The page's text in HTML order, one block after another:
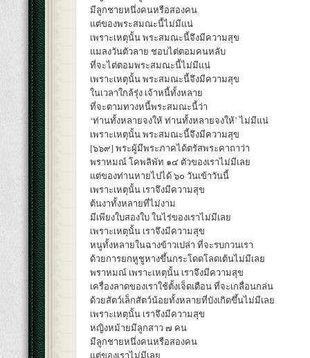
มีลูกชายหนึ่งคนหรือสองคน
แต่ของพระสมณะนี้ไม่มีแน่
เพราะเหตุนั้น พระสมณะนี้จึงมีความสุข
แมลงวันตัวลาย ชอบไต่ตอมคนหลับ
ที่จะไต่ตอมพระสมณะนี้ไม่มีแน่
เพราะเหตุนั้น พระสมณะนี้จึงมีความสุข
ในเวลาใกล้รุ่ง เจ้าหนี้ทั้งหลาย
ที่จะตามทวงหนี้พระสมณะนี้ว่า
‘ท่านทั้งหลายจงให้ ท่านทั้งหลายจงให้’ ไม่มีแน่
เพราะเหตุนั้น พระสมณะนี้จึงมีความสุข
[๖๖๙] พระผู้มีพระภาคได้ตรัสพระคาถาว่า
พราหมณ์ โคพลิพัท ๑๔ ตัวของเราไม่มีเลย
แต่ของท่านหายไปได้ ๖๐ วันเข้าวันนี้
เพราะเหตุนั้น เราจึงมีความสุข
ต้นงาทั้งหลายที่ไม่งาม
มีเพียงใบสองใบ ในไร่ของเราไม่มีเลย
เพราะเหตุนั้น เราจึงมีความสุข
หนูทั้งหลายในฉางข้าวเปล่า ที่จะรบกวนเรา
ด้วยการยกหูชูหางขึ้นกระโดดโลดเต้นไม่มีเลย
พราหมณ์ เพราะเหตุนั้น เราจึงมีความสุข
เครื่องลาดของเราใช้ตั้งเจ็ดเดือน ที่จะเกลื่อนกล่น
ด้วยสัตว์เล็กสัตว์น้อยทั้งหลายที่บังเกิดขึ้นไม่มีเลย
เพราะเหตุนั้น เราจึงมีความสุข
หญิงหม้ายมีลูกสาว ๗ คน
มีลูกชายหนึ่งคนหรือสองคน
แต่ของเราไม่มีเลย